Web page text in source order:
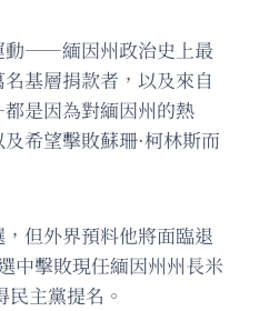
動——緬因州政治史上最
基層捐款者，以及來自
是因為對緬因州的熱
希望擊敗蘇珊·柯林斯而
但外界預料他將面臨退
中擊敗現任緬因州州長米
主黨提名。